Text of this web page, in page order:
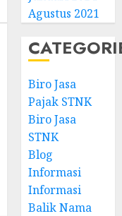
Agustus 2021
Biro Jasa
Pajak STNK
Biro Jasa
STNK
Blog
Informasi
Informasi
Balik Nama